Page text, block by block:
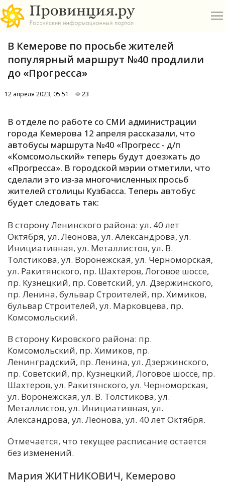
А
Б
В
Е
И
К
М
Н
П
С
Т
Х
Ч
В Кемерове по просьбе жителей
популярный маршрут №40 продлили
до «Прогресса»
12 апреля 2023, 05:51 23
В отделе по работе со СМИ администрации
города Кемерова 12 апреля рассказали, что
автобусы маршрута №40 «Прогресс - д/п
«Комсомольский» теперь будут доезжать до
«Прогресса». В городской мэрии отметили, что
сделали это из-за многочисленных просьб
жителей столицы Кузбасса. Теперь автобус
будет следовать так:
В сторону Ленинского района: ул. 40 лет
Октября, ул. Леонова, ул. Александрова, ул.
Инициативная, ул. Металлистов, ул. В.
Толстикова, ул. Воронежская, ул. Черноморская,
ул. Ракитянского, пр. Шахтеров, Логовое шоссе,
пр. Кузнецкий, пр. Советский, ул. Дзержинского,
пр. Ленина, бульвар Строителей, пр. Химиков,
бульвар Строителей, ул. Марковцева, пр.
Комсомольский.
В сторону Кировского района: пр.
Комсомольский, пр. Химиков, пр.
Ленинградский, пр. Ленина, ул. Дзержинского,
пр. Советский, пр. Кузнецкий, Логовое шоссе, пр.
Шахтеров, ул. Ракитянского, ул. Черноморская,
ул. Воронежская, ул. В. Толстикова, ул.
Металлистов, ул. Инициативная, ул.
Александрова, ул. Леонова, ул. 40 лет Октября.
Отмечается, что текущее расписание остается
без изменений.
Мария ЖИТНИКОВИЧ, Кемерово